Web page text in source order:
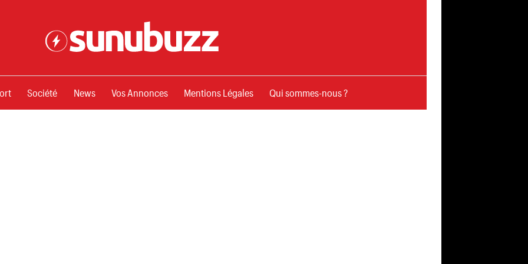
Société News Vos Annonces Mentions Légales Qui sommes-nous ?